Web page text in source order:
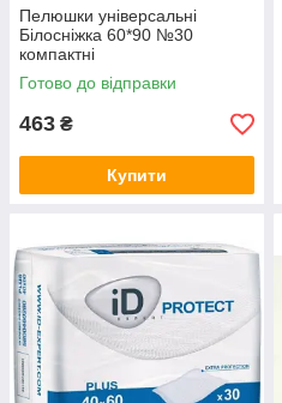
Пелюшки універсальні
Білосніжка 60*90 №30
компактні
Готово до відправки
463 ₴
Купити